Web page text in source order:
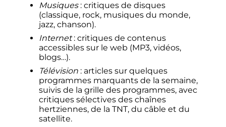
Musiques : critiques de disques
(classique, rock, musiques du monde,
jazz, chanson).
Internet : critiques de contenus
accessibles sur le web (MP3, vidéos,
blogs…).
Télévision : articles sur quelques
programmes marquants de la semaine,
suivis de la grille des programmes, avec
critiques sélectives des chaînes
hertziennes, de la TNT, du câble et du
satellite.